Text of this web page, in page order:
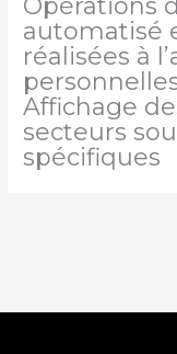
Opérations
automatisé
réalisées à
Affichage
secteurs
spécifiques